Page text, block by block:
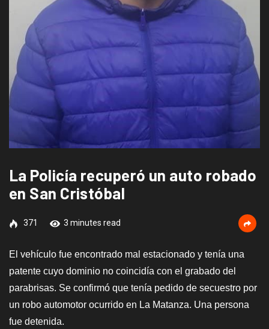
La Policía recuperó un auto robado
en San Cristóbal
371 3 minutes read
El vehículo fue encontrado mal estacionado y tenía una
patente cuyo dominio no coincidía con el grabado del
parabrisas. Se confirmó que tenía pedido de secuestro por
un robo automotor ocurrido en La Matanza. Una persona
fue detenida.